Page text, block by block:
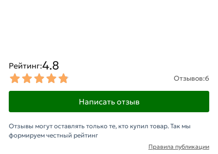
Рейтинг:4.8
Отзывов:6
Написать отзыв
Отзывы могут оставлять только те, кто купил товар. Так мы
формируем честный рейтинг
Правила публикации